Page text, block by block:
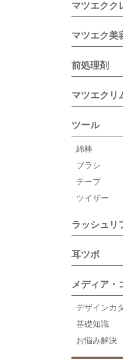
マツエクク
マツエク美
前処理剤
マツエクリ
ツール
綿棒
ブラシ
テープ
ツイザー
ラッシュリ
耳ツボ
メディア・
デザインカ
基礎知識
お悩み解決